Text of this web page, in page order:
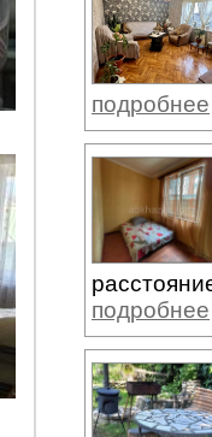
подробнее
подробнее